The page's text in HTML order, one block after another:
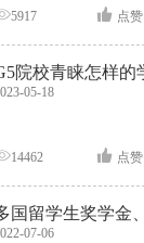
签证面试 签证申请
5917 点赞
院校青睐怎样的
05-18
14462 点赞
国留学生奖学金
07-06